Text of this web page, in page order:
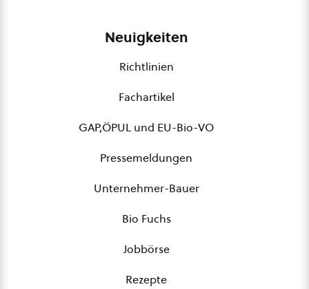
Neuigkeiten
Richtlinien
Fachartikel
GAP,ÖPUL und EU-Bio-VO
Pressemeldungen
Unternehmer-Bauer
Bio Fuchs
Jobbörse
Rezepte